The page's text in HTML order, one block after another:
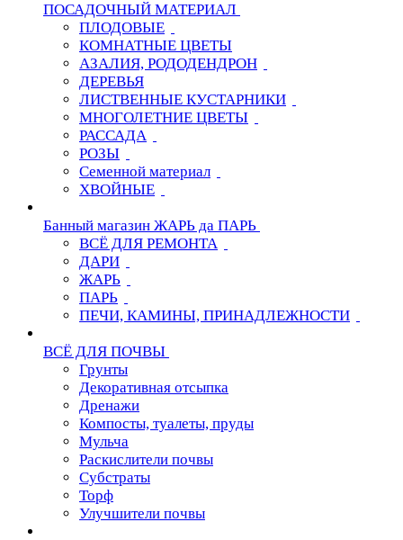
ПОСАДОЧНЫЙ МАТЕРИАЛ
ПЛОДОВЫЕ
КОМНАТНЫЕ ЦВЕТЫ
АЗАЛИЯ, РОДОДЕНДРОН
ДЕРЕВЬЯ
ЛИСТВЕННЫЕ КУСТАРНИКИ
МНОГОЛЕТНИЕ ЦВЕТЫ
РАССАДА
РОЗЫ
Семенной материал
ХВОЙНЫЕ
Банный магазин ЖАРЬ да ПАРЬ
ВСЁ ДЛЯ РЕМОНТА
ДАРИ
ЖАРЬ
ПАРЬ
ПЕЧИ, КАМИНЫ, ПРИНАДЛЕЖНОСТИ
ВСЁ ДЛЯ ПОЧВЫ
Грунты
Декоративная отсыпка
Дренажи
Компосты, туалеты, пруды
Мульча
Раскислители почвы
Субстраты
Торф
Улучшители почвы